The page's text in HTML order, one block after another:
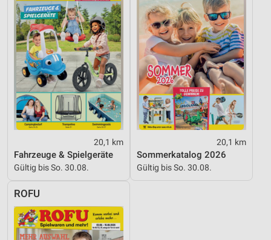
20,1 km
Fahrzeuge & Spielgeräte
Gültig bis So. 30.08.
20,1 km
Sommerkatalog 2026
Gültig bis So. 30.08.
ROFU
Notwendig
Performance
Funktional
Werbung